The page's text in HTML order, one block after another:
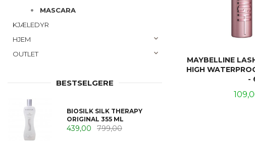
MAYBELLINE
HIGH
-
MASCARA
KJÆLEDYR
HJEM
OUTLET
BESTSELGERE
BIOSILK SILK THERAPY
ORIGINAL 355 ML
439,00 799,00